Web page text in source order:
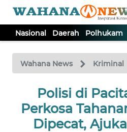
Nasional Daerah Polhukam
Wahana News Kriminal
Polisi di
Perkosa
Dipecat,
TV
Tutup
NASIONAL
DAERAH